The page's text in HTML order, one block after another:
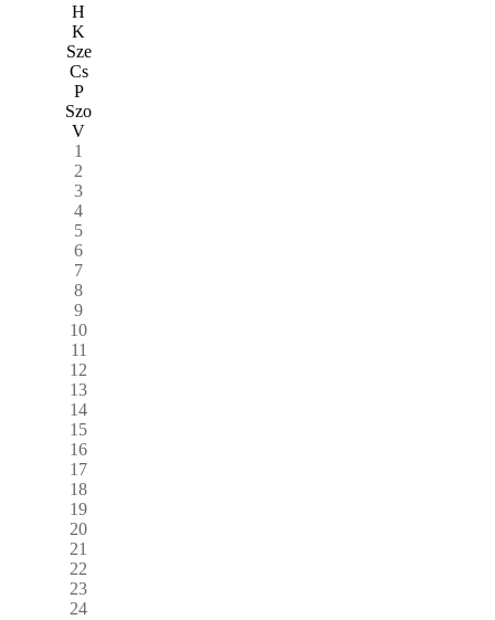
H
K
Sze
Cs
P
Szo
V
1
2
3
4
5
6
7
8
9
10
11
12
13
14
15
16
17
18
19
20
21
22
23
24